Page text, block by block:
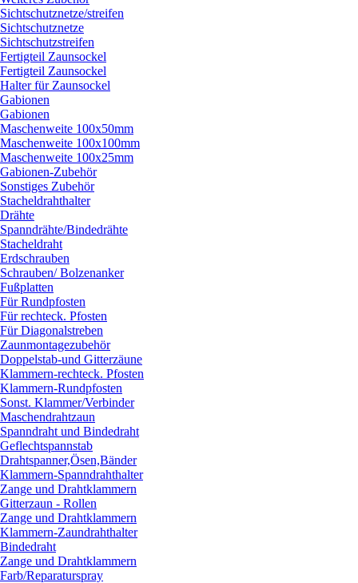
Sichtschutznetze/streifen
Sichtschutznetze
Sichtschutzstreifen
Fertigteil Zaunsockel
Fertigteil Zaunsockel
Halter für Zaunsockel
Gabionen
Gabionen
Maschenweite 100x50mm
Maschenweite 100x100mm
Maschenweite 100x25mm
Gabionen-Zubehör
Sonstiges Zubehör
Stacheldrahthalter
Drähte
Spanndrähte/Bindedrähte
Stacheldraht
Erdschrauben
Schrauben/Bolzenanker
Fußplatten
Für Rundpfosten
Für rechteck. Pfosten
Für Diagonalstreben
Zaunmontagezubehör
Doppelstab-und Gitterzäune
Klammern-rechteck. Pfosten
Klammern-Rundpfosten
Sonst. Klammer/Verbinder
Maschendrahtzaun
Spanndraht und Bindedraht
Geflechtspannstab
Drahtspanner,Ösen,Bänder
Klammern-Spanndrahthalter
Zange und Drahtklammern
Gitterzaun - Rollen
Zange und Drahtklammern
Klammern-Zaundrahthalter
Bindedraht
Zange und Drahtklammern
Farb/Reparaturspray